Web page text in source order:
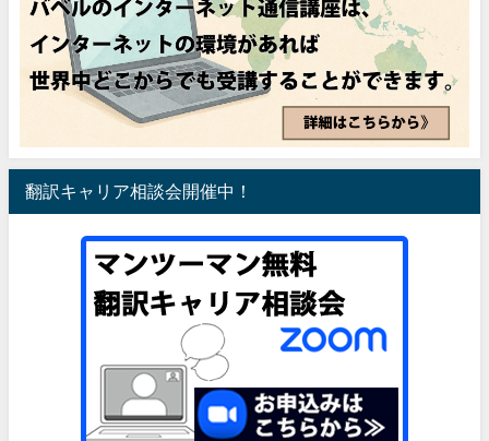
翻訳キャリア相談会開催中！